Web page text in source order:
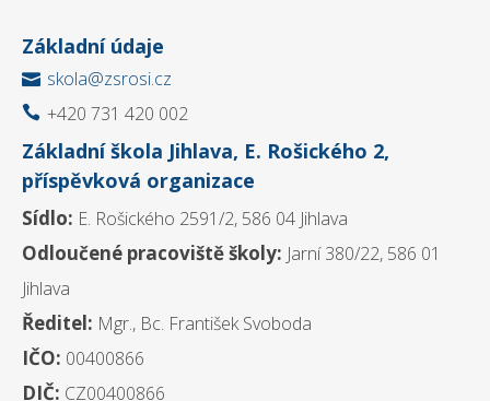
Základní údaje
 skola@zsrosi.cz
 +420 731 420 002
Základní škola Jihlava, E. Rošického 2,
příspěvková organizace
Sídlo: E. Rošického 2591/2, 586 04 Jihlava
Odloučené pracoviště školy: Jarní 380/22, 586 01
Jihlava
Ředitel: Mgr., Bc. František Svoboda
IČO: 00400866
DIČ: CZ00400866